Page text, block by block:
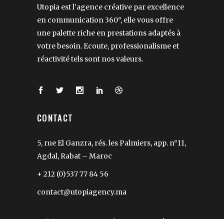
Utopia est l’agence créative par excellence
en communication 360°, elle vous offre
une palette riche en prestations adaptés à
votre besoin. Ecoute, professionalisme et
réactivité tels sont nos valeurs.
CONTACT
5, rue El Ganzra, rés. les Palmiers, app. n°11,
Agdal, Rabat – Maroc
+ 212 (0)537 77 84 56
contact@utopiagency.ma